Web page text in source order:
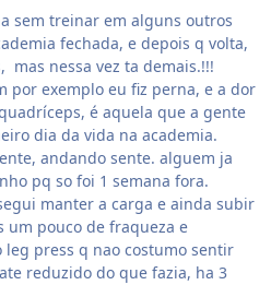
sem treinar em alguns outros
fechada, e depois q volta,
nessa vez ta demais.!!!
por exemplo eu fiz perna, e a dor
é aquela que a gente
dia da vida na academia.
andando sente. alguem ja
pq so foi 1 semana fora.
manter a carga e ainda subir
um pouco de fraqueza e
press q nao costumo sentir
reduzido do que fazia, ha 3